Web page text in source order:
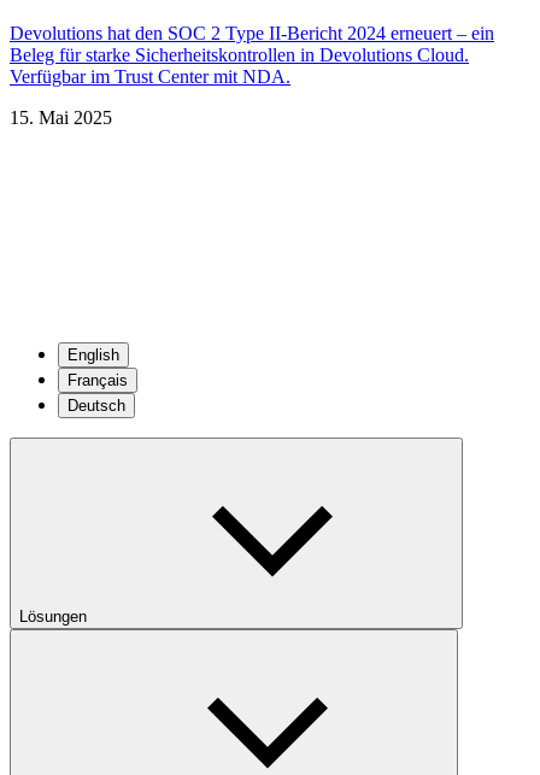
Devolutions hat den SOC 2 Type II-Bericht 2024 erneuert – ein
Beleg für starke Sicherheitskontrollen in Devolutions Cloud.
Verfügbar im Trust Center mit NDA.
15. Mai 2025
English
Français
Deutsch
Lösungen